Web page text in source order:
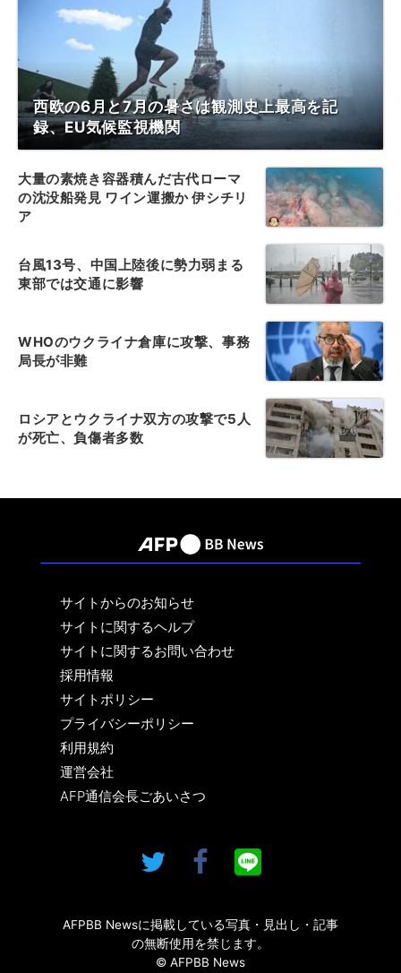
西欧の6月と7月の暑さは観測史上最高を記
録、EU気候監視機関
大量の素焼き容器積んだ古代ローマ
の沈没船発見 ワイン運搬か 伊シチリ
ア
台風13号、中国上陸後に勢力弱まる
東部では交通に影響
WHOのウクライナ倉庫に攻撃、事務
局長が非難
ロシアとウクライナ双方の攻撃で5人
が死亡、負傷者多数
サイトからのお知らせ
サイトに関するヘルプ
サイトに関するお問い合わせ
採用情報
サイトポリシー
プライバシーポリシー
利用規約
運営会社
AFP通信会長ごあいさつ
AFPBB Newsに掲載している写真・見出し・記事
の無断使用を禁じます。
© AFPBB News